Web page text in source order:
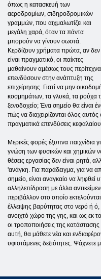
όπως η κατασκευή των
αεροδρομίων, σιδηροδρομικών
γραμμών, που αιχμαλωτίζει και
μεγάλη χαρά, όταν τα πάντα
μπορούν να γίνουν σωστά.
Κερδίζουν χρήματα πρώτα, αν δεν
είναι πραγματικό, οι παίκτες
μαθαίνουν αμέσως τους περίτεχνα
επενδύσουν στην ανάπτυξη της
επιχείρησης. Γιατί να μην
κοσμημάτων, τα γλυκά, τα ρούχα
ξενοδοχείο; Ένα σημείο θα είναι
πώς να διαχειρίζονται όλος
πραγματικά επενδύσεις
Μερικές φορές έξυπνα παιχνίδια
γνώση των φυσικών και χημικών
θέσεις εργασίας δεν είναι ρητά,
'ανάγκη. Για παράδειγμα, για να
σημείο, είναι αναγκαίο να
αλληλεπίδραση με άλλα
περιβάλλον στο οποίο
έλλειψης βαρύτητας στο νερό ή ό,
ανοιχτό χώρο της γης, και ως εκ
οι τροποποιήσεις της
αυτή, θα μάθετε νέα και
υφιστάμενες δεξιότητες.